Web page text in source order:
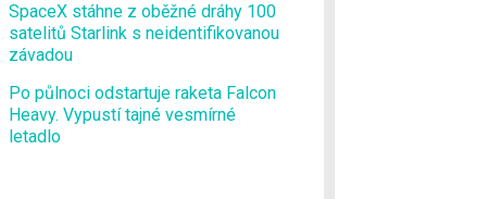
SpaceX stáhne z oběžné dráhy 100
satelitů Starlink s neidentifikovanou
závadou
Po půlnoci odstartuje raketa Falcon
Heavy. Vypustí tajné vesmírné
letadlo